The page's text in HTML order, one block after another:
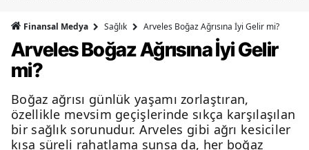
Finansal Medya Sağlık Arveles Boğaz Ağrısına İyi Gelir mi?
Arveles Boğaz Ağrısına İyi Gelir
mi?
Boğaz ağrısı günlük yaşamı zorlaştıran,
özellikle mevsim geçişlerinde sıkça karşılaşılan
bir sağlık sorunudur. Arveles gibi ağrı kesiciler
kısa süreli rahatlama sunsa da, her boğaz